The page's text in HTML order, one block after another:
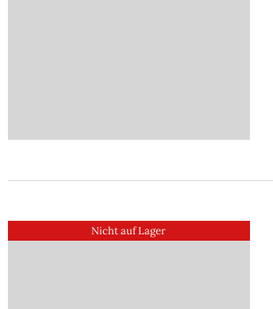
Nicht auf Lager